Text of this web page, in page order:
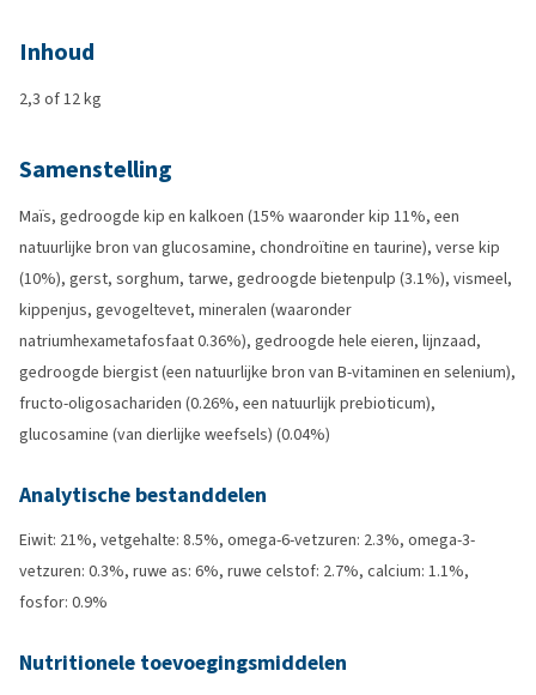
Inhoud
2,3 of 12 kg
Samenstelling
Maïs, gedroogde kip en kalkoen (15% waaronder kip 11%, een
natuurlijke bron van glucosamine, chondroïtine en taurine), verse kip
(10%), gerst, sorghum, tarwe, gedroogde bietenpulp (3.1%), vismeel,
kippenjus, gevogeltevet, mineralen (waaronder
natriumhexametafosfaat 0.36%), gedroogde hele eieren, lijnzaad,
gedroogde biergist (een natuurlijke bron van B-vitaminen en selenium),
fructo-oligosachariden (0.26%, een natuurlijk prebioticum),
glucosamine (van dierlijke weefsels) (0.04%)
Analytische bestanddelen
Eiwit: 21%, vetgehalte: 8.5%, omega-6-vetzuren: 2.3%, omega-3-
vetzuren: 0.3%, ruwe as: 6%, ruwe celstof: 2.7%, calcium: 1.1%,
fosfor: 0.9%
Nutritionele toevoegingsmiddelen